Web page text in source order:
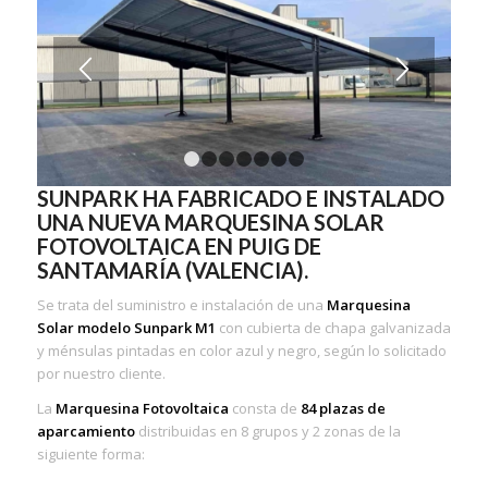
1 3
SUNPARK HA FABRICADO E INSTALADO
UNA NUEVA MARQUESINA SOLAR
FOTOVOLTAICA EN PUIG DE
SANTAMARÍA (VALENCIA).
Se trata del suministro e instalación de una Marquesina
Solar modelo Sunpark M1 con cubierta de chapa galvanizada
y ménsulas pintadas en color azul y negro, según lo solicitado
por nuestro cliente.
La Marquesina Fotovoltaica consta de 84 plazas de
aparcamientodistribuidas en 8 grupos y 2 zonas de la
siguiente forma: